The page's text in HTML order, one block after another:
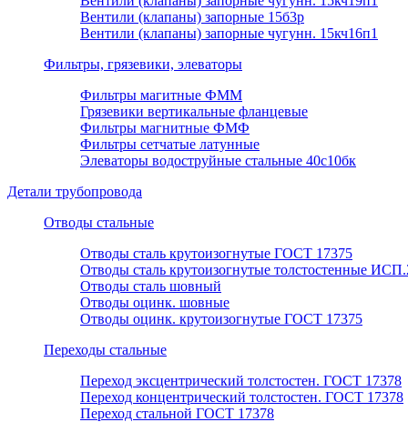
Вентили (клапаны) запорные 15б3р
Вентили (клапаны) запорные чугунн. 15кч16п1
Фильтры, грязевики, элеваторы
Фильтры магитные ФММ
Грязевики вертикальные фланцевые
Фильтры магнитные ФМФ
Фильтры сетчатые латунные
Элеваторы водоструйные стальные 40с10бк
Детали трубопровода
Отводы стальные
Отводы сталь крутоизогнутые ГОСТ 17375
Отводы сталь крутоизогнутые толстостенные
Отводы сталь шовный
Отводы оцинк. шовные
Отводы оцинк. крутоизогнутые ГОСТ 17375
Переходы стальные
Переход эксцентрический толстостен. ГОСТ 17378
Переход концентрический толстостен. ГОСТ 17378
Переход стальной ГОСТ 17378